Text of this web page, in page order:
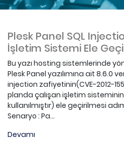
Plesk Panel SQL
İşletim Sistemi Ele
Bu yazı hosting sistemlerinde
Plesk Panel yazılımına ait 8.6.0
injection zafiyetinin(CVE-2012-
planda çalışan işletim
kullanılmıştır) ele geçirilmesi
Senaryo : Pa...
Devamı